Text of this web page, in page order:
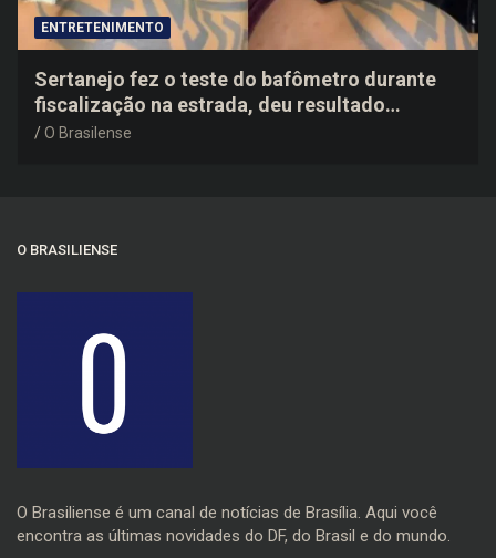
ENTRETENIMENTO
Sertanejo fez o teste do bafômetro durante
fiscalização na estrada, deu resultado
negativo e elogiou o trabalho dos agentes de
O Brasilense
O BRASILIENSE
O Brasiliense é um canal de notícias de Brasília. Aqui você
encontra as últimas novidades do DF, do Brasil e do mundo.